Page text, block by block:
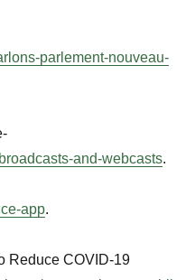
parlement-nouveau-
and-webcasts.
app.
Reduce COVID-19